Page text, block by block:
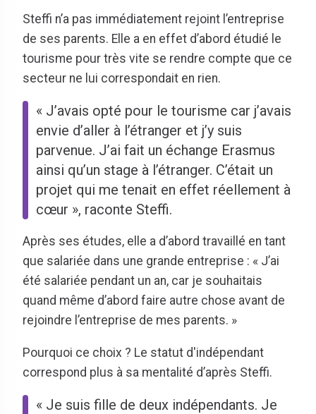
Steffi n’a pas immédiatement rejoint l’entreprise
de ses parents. Elle a en effet d’abord étudié le
tourisme pour très vite se rendre compte que ce
secteur ne lui correspondait en rien.
« J’avais opté pour le tourisme car j’avais
envie d’aller à l’étranger et j’y suis
parvenue. J’ai fait un échange Erasmus
ainsi qu’un stage à l’étranger. C’était un
projet qui me tenait en effet réellement à
cœur », raconte Steffi.
Après ses études, elle a d’abord travaillé en tant
que salariée dans une grande entreprise : « J’ai
été salariée pendant un an, car je souhaitais
quand même d’abord faire autre chose avant de
rejoindre l’entreprise de mes parents. »
Pourquoi ce choix ? Le statut d'indépendant
correspond plus à sa mentalité d’après Steffi.
« Je suis fille de deux indépendants. Je